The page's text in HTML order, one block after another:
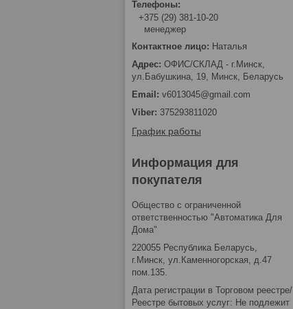
+375 (29) 381-10-20
менеджер
Наталья
ОФИС/СКЛАД - г.Минск,
ул.Бабушкина, 19, Минск, Беларусь
v6013045@gmail.com
375293811020
График работы
Информация для
покупателя
Общество с ограниченной
ответственностью "Автоматика Для
Дома"
220055 Республика Беларусь,
г.Минск, ул.Каменногорская, д.47
пом.135.
Дата регистрации в Торговом реестре/
Реестре бытовых услуг: Не подлежит